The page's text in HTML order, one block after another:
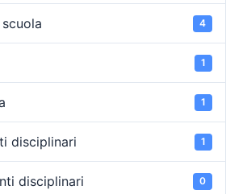
4
1
1
disciplinari 1
disciplinari 0